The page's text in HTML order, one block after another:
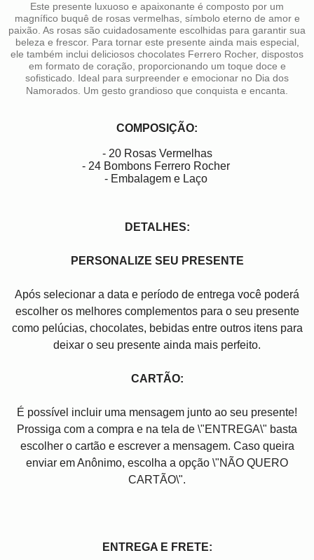
Este presente luxuoso e apaixonante é composto por um
magnífico buquê de rosas vermelhas, símbolo eterno de amor e
paixão. As rosas são cuidadosamente escolhidas para garantir sua
beleza e frescor. Para tornar este presente ainda mais especial,
ele também inclui deliciosos chocolates Ferrero Rocher, dispostos
em formato de coração, proporcionando um toque doce e
sofisticado. Ideal para surpreender e emocionar no Dia dos
Namorados. Um gesto grandioso que conquista e encanta.
COMPOSIÇÃO:
- 20 Rosas Vermelhas
- 24 Bombons Ferrero Rocher
- Embalagem e Laço
DETALHES:
PERSONALIZE SEU PRESENTE
Após selecionar a data e período de entrega você poder
escolher os melhores complementos para o seu presente
como pelúcias, chocolates, bebidas entre outros itens para
deixar o seu presente ainda mais perfeito.
CARTÃO:
É possível incluir uma mensagem junto ao seu presente!
Prossiga com a compra e na tela de \"ENTREGA\" basta
escolher o cartão e escrever a mensagem. Caso queira
enviar em Anônimo, escolha a opção \"NÃO QUERO
CARTÃO\".
ENTREGA E FRETE: